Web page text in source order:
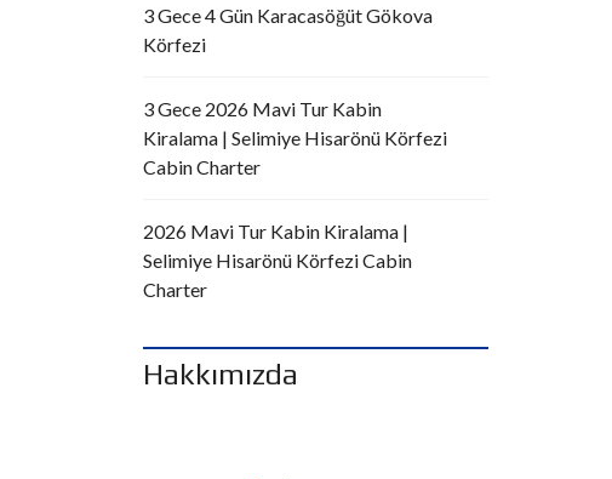
3 Gece 4 Gün Karacasöğüt Gökova
Körfezi
3 Gece 2026 Mavi Tur Kabin
Kiralama | Selimiye Hisarönü Körfezi
Cabin Charter
2026 Mavi Tur Kabin Kiralama |
Selimiye Hisarönü Körfezi Cabin
Charter
Hakkımızda